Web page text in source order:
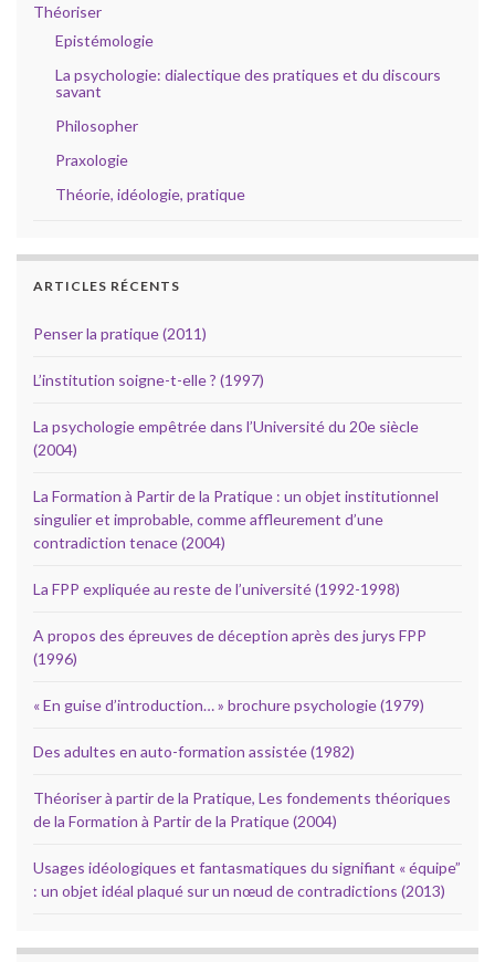
Théoriser
Epistémologie
La psychologie: dialectique des pratiques et du discours
savant
Philosopher
Praxologie
Théorie, idéologie, pratique
ARTICLES RÉCENTS
Penser la pratique (2011)
L’institution soigne-t-elle ? (1997)
La psychologie empêtrée dans l’Université du 20e siècle
(2004)
La Formation à Partir de la Pratique : un objet institutionnel
singulier et improbable, comme affleurement d’une
contradiction tenace (2004)
La FPP expliquée au reste de l’université (1992-1998)
A propos des épreuves de déception après des jurys FPP
(1996)
« En guise d’introduction… » brochure psychologie (1979)
Des adultes en auto-formation assistée (1982)
Théoriser à partir de la Pratique, Les fondements théoriques
de la Formation à Partir de la Pratique (2004)
Usages idéologiques et fantasmatiques du signifiant « équipe”
: un objet idéal plaqué sur un nœud de contradictions (2013)